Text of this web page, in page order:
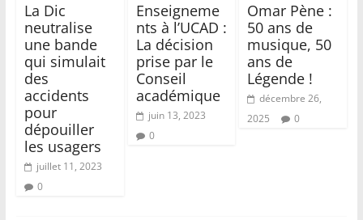
La Dic
neutralise
une bande
qui simulait
des
accidents
pour
dépouiller
les usagers
juillet 11, 2023
0
Enseigneme
nts à l’UCAD :
La décision
prise par le
Conseil
académique
juin 13, 2023
0
Omar Pène :
50 ans de
musique, 50
ans de
Légende !
décembre 26,
2025
0